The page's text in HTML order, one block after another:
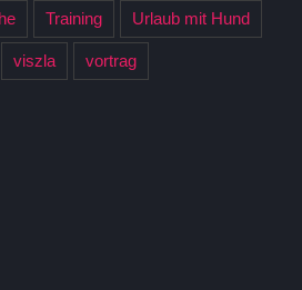
Training Urlaub mit Hund
viszla vortrag